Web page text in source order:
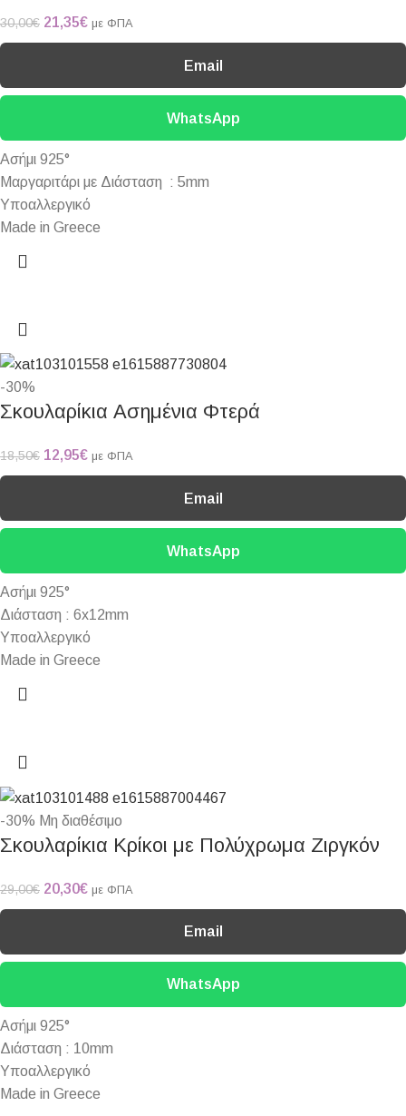
30,00€ 21,35€ με ΦΠΑ
Email
WhatsApp
Ασήμι 925°
Mαργαριτάρι με Διάσταση : 5mm
Υποαλλεργικό
Made in Greece
-30%
Σκουλαρίκια Ασημένια Φτερά
18,50€ 12,95€ με ΦΠΑ
Email
WhatsApp
Ασήμι 925°
Διάσταση : 6x12mm
Υποαλλεργικό
Made in Greece
-30% Μη διαθέσιμο
Σκουλαρίκια Κρίκοι με Πολύχρωμα Ζιργκόν
29,00€ 20,30€ με ΦΠΑ
Email
WhatsApp
Ασήμι 925°
Διάσταση : 10mm
Υποαλλεργικό
Made in Greece